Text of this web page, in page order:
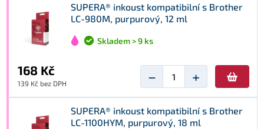
SUPERA® inkoust kompatibilní s Brother
LC-980M, purpurový, 12 ml
Skladem > 9 ks
168 Kč
139 Kč bez DPH − +
SUPERA® inkoust kompatibilní s Brother
LC-1100HYM, purpurový, 18 ml